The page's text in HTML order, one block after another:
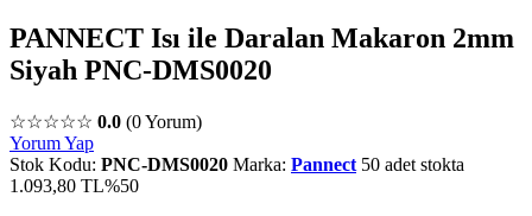
PANNECT Isı ile Daralan Makaron 2mm
Siyah PNC-DMS0020
☆☆☆☆☆ 0.0 (0 Yorum)
Yorum Yap
Stok Kodu: PNC-DMS0020 Marka: Pannect 50 adet stokta
1.093,80 TL%50